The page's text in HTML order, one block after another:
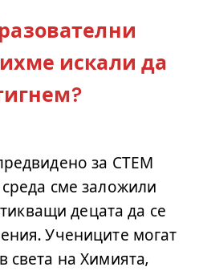
искали да
за СТЕМ
сме заложили
децата да се
Учениците могат
света на Химията,